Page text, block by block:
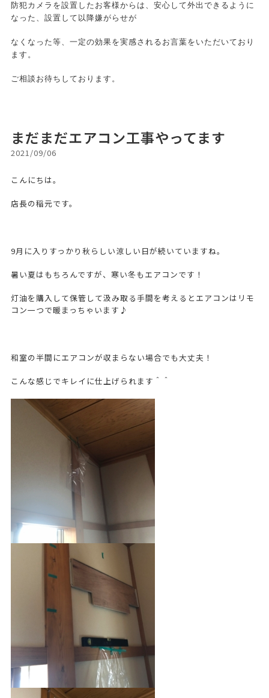
防犯カメラを設置したお客様からは、安心して外出できるように
なった、設置して以降嫌がらせが
なくなった等、一定の効果を実感されるお言葉をいただいており
ます。
ご相談お待ちしております。
まだまだエアコン工事やってます
2021/09/06
こんにちは。
店長の稲元です。
9月に入りすっかり秋らしい涼しい日が続いていますね。
暑い夏はもちろんですが、寒い冬もエアコンです！
灯油を購入して保管して汲み取る手間を考えるとエアコンはリモ
コン一つで暖まっちゃいます♪
和室の半間にエアコンが収まらない場合でも大丈夫！
こんな感じでキレイに仕上げられます＾＾